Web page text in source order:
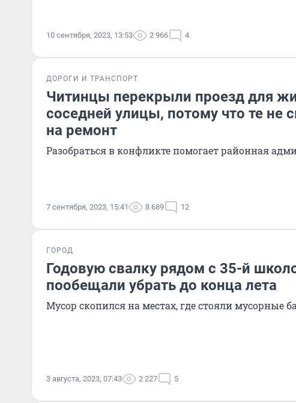
10 сентября, 2023, 13:53 2 966 4
ДОРОГИ И ТРАНСПОРТ
Читинцы перекрыли проезд для
соседней улицы, потому что те не
на ремонт
Разобраться в конфликте помогает районная
7 сентября, 2023, 15:41 8 689 12
ГОРОД
Годовую свалку рядом с 35-й
пообещали убрать до конца лета
Мусор скопился на местах, где стояли мусорные
3 августа, 2023, 07:43 2 227 5